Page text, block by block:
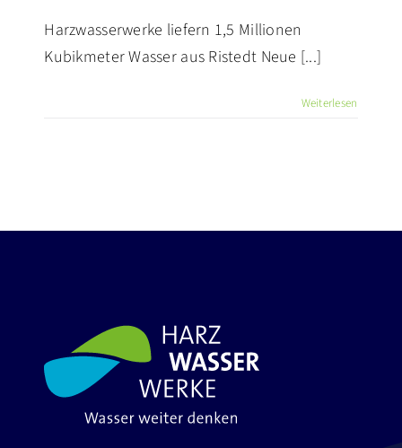
Harzwasserwerke liefern 1,5 Millionen
Kubikmeter Wasser aus Ristedt Neue [...]
Weiterlesen